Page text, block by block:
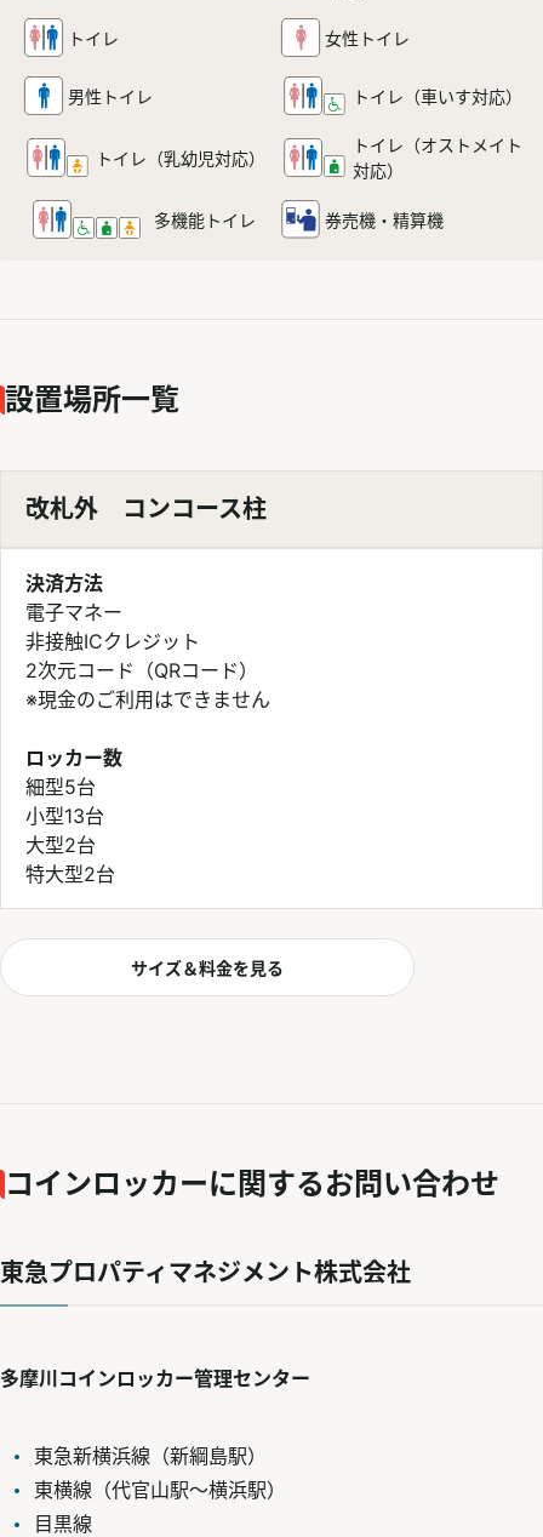
トイレ 女性トイレ
男性トイレ トイレ （車いす対応）
トイレ （乳幼児対応）
トイレ（オストメイト
対応）
多機能 トイレ 券売機・精算機
設置場所一覧
改札外 コンコース柱
決済方法
電子マネー
非接触ICクレジット
2次元コード（QRコード）
※現金のご利用はできません
ロッカー数
細型5台
小型13台
大型2台
特大型2台
サイズ＆料金を見る
コインロッカーに関するお問い合わせ
東急プロパティマネジメント株式会社
多摩川コインロッカー管理センター
東急新横浜線（新綱島駅）
東横線（代官山駅～横浜駅）
目黒線